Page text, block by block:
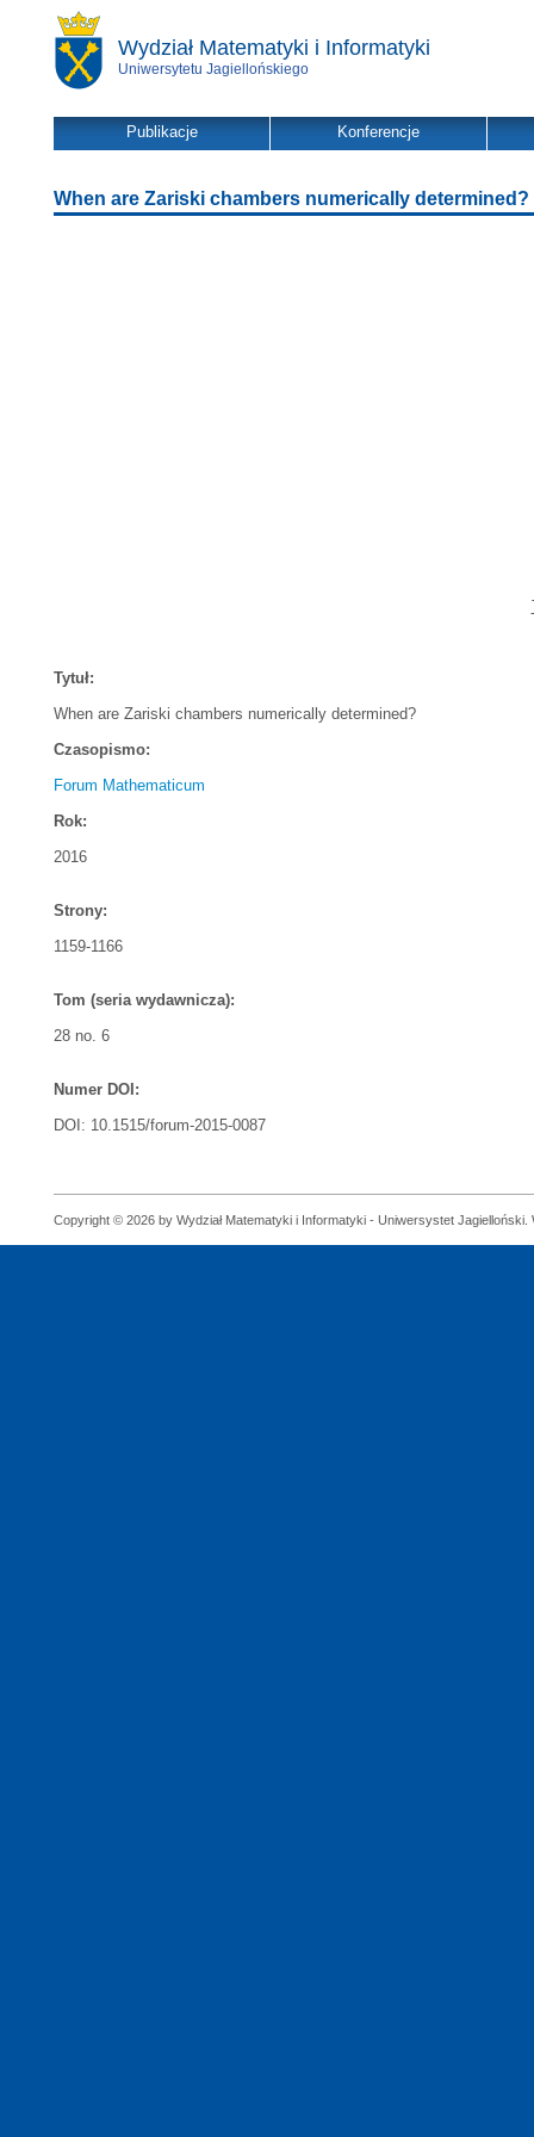
Wydział Matematyki i Informatyki
Uniwersytetu Jagiellońskiego
Publikacje Konferencje
When are Zariski chambers numerically determined?
Tytuł:
When are Zariski chambers numerically determined?
Czasopismo:
Forum Mathematicum
Rok:
2016
Strony:
1159-1166
Tom (seria wydawnicza):
28 no. 6
Numer DOI:
DOI: 10.1515/forum-2015-0087
Copyright © 2026 by Wydział Matematyki i Informatyki - Uniwersystet